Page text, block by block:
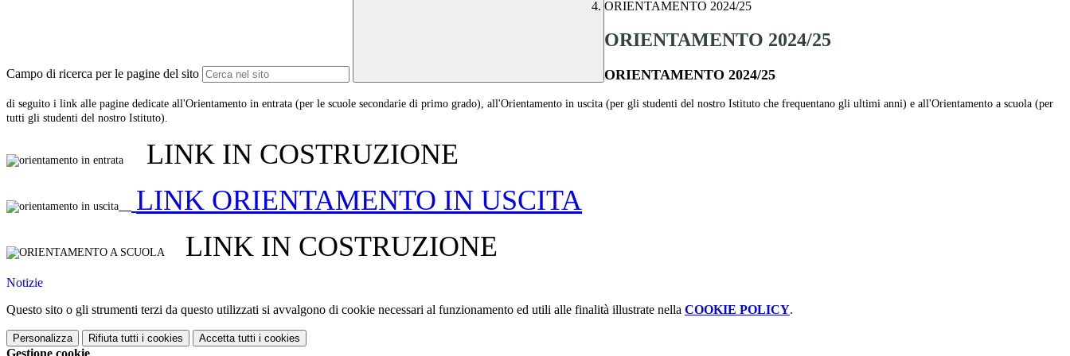
Campo di ricerca per le pagine del sito
ORIENTAMENTO 2024/25
ORIENTAMENTO 2024/25
ORIENTAMENTO 2024/25
di seguito i link alle pagine dedicate all'Orientamento in entrata (per le scuole secondarie di primo grado), all'Orientamento in uscita (per gli studenti del nostro Istituto che frequentano gli ultimi anni) e all'Orientamento a scuola (per
tutti gli studenti del nostro Istituto).
LINK IN COSTRUZIONE
LINK ORIENTAMENTO IN USCITA
LINK IN COSTRUZIONE
Notizie
Questo sito o gli strumenti terzi da questo utilizzati si avvalgono di cookie necessari al funzionamento ed utili alle finalità illustrate nella COOKIE POLICY.
Personalizza Rifiuta tutti i cookies Accetta tutti i cookies